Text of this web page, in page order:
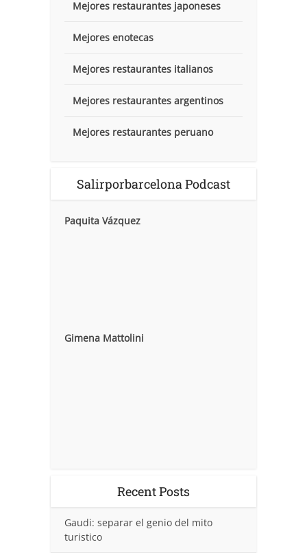
Mejores restaurantes japoneses
Mejores enotecas
Mejores restaurantes italianos
Mejores restaurantes argentinos
Mejores restaurantes peruano
Salirporbarcelona Podcast
Paquita Vázquez
Gimena Mattolini
Recent Posts
Gaudi: separar el genio del mito
turistico